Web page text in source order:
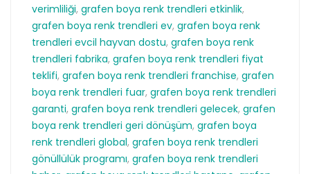
verimliliği, grafen boya renk trendleri etkinlik,
grafen boya renk trendleri ev, grafen boya renk
trendleri evcil hayvan dostu, grafen boya renk
trendleri fabrika, grafen boya renk trendleri fiyat
teklifi, grafen boya renk trendleri franchise, grafen
boya renk trendleri fuar, grafen boya renk trendleri
garanti, grafen boya renk trendleri gelecek, grafen
boya renk trendleri geri dönüşüm, grafen boya
renk trendleri global, grafen boya renk trendleri
gönüllülük programı, grafen boya renk trendleri